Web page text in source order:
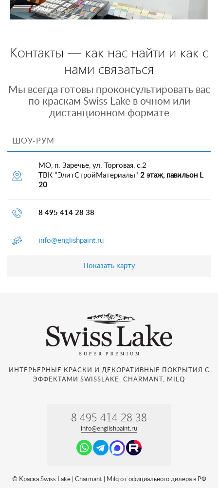
Контакты — как нас найти и как с
нами связаться
Мы всегда готовы проконсультировать вас
по краскам Swiss Lake в очном или
дистанционном формате
ШОУ-РУМ
МО, п. Заречье, ул. Торговая, с.2
ТВК "ЭлитСтройМатериалы" 2 этаж, павильон L
20
8 495 414 28 38
info@englishpaint.ru
Показать карту
ИНТЕРЬЕРНЫЕ КРАСКИ И ДЕКОРАТИВНЫЕ ПОКРЫТИЯ С
ЭФФЕКТАМИ SWISSLAKE, CHARMANT, MILQ
8 495 414 28 38
info@englishpaint.ru
© Краска Swiss Lake | Charmant | Milq от официального дилера в РФ